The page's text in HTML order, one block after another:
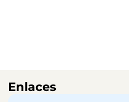
Enlaces